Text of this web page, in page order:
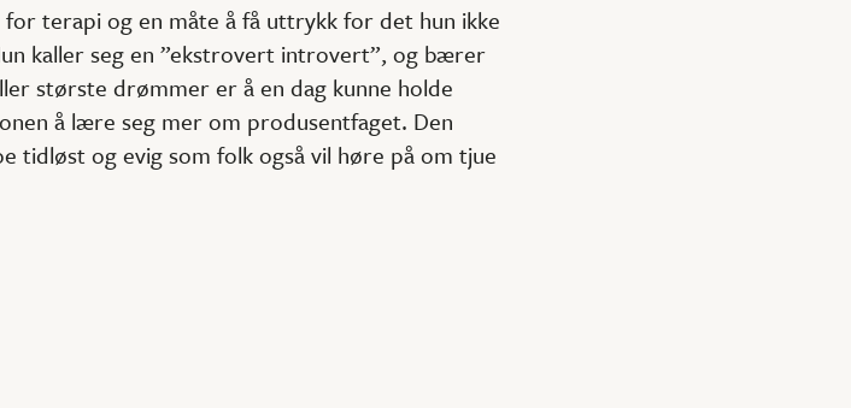
terapi og en måte å få uttrykk for det hun ikke
kaller seg en ”ekstrovert introvert”, og bærer
største drømmer er å en dag kunne holde
å lære seg mer om produsentfaget. Den
tidløst og evig som folk også vil høre på om tjue